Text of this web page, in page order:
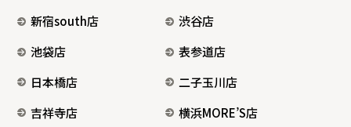
新宿south店
渋谷店
池袋店
表参道店
日本橋店
二子玉川店
吉祥寺店
横浜MORE’S店